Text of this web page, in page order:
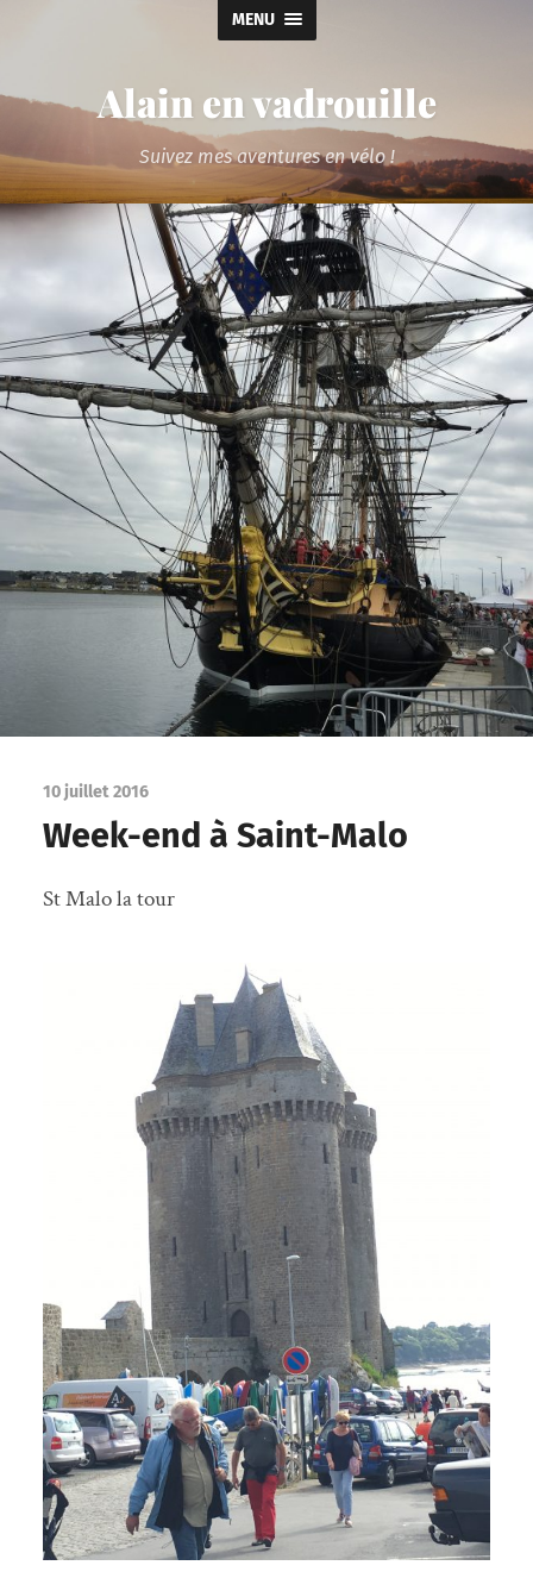
MENU
Alain en vadrouille
Suivez mes aventures en vélo !
10 juillet 2016
Week-end à Saint-Malo
St Malo la tour